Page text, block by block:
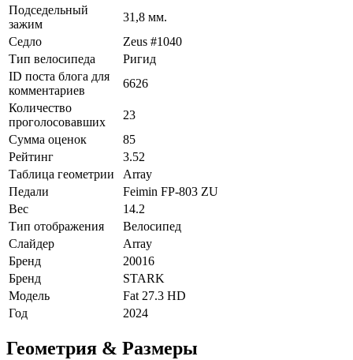
Подседельный
зажим
31,8 мм.
Седло
Zeus #1040
Тип велосипеда
Ригид
ID поста блога для
комментариев
6626
Количество
проголосовавших
23
Сумма оценок
85
Рейтинг
3.52
Таблица геометрии
Array
Педали
Feimin FP-803 ZU
Вес
14.2
Тип отображения
Велосипед
Слайдер
Array
Бренд
20016
Бренд
STARK
Модель
Fat 27.3 HD
Год
2024
Геометрия & Размеры